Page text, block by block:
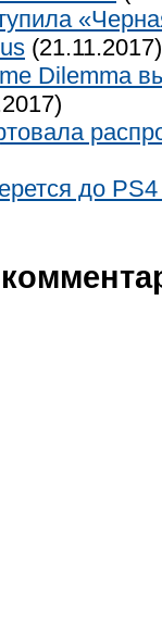
(21.11.2017)
Dilemma
до